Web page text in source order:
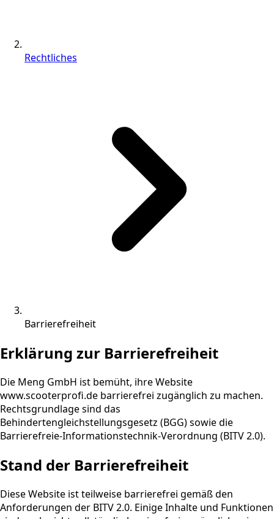
Rechtliches
Barrierefreiheit
Erklärung zur Barrierefreiheit
Die Meng GmbH ist bemüht, ihre Website
www.scooterprofi.de barrierefrei zugänglich zu machen.
Rechtsgrundlage sind das
Behindertengleichstellungsgesetz (BGG) sowie die
Barrierefreie-Informationstechnik-Verordnung (BITV 2.0).
Stand der Barrierefreiheit
Diese Website ist teilweise barrierefrei gemäß den
Anforderungen der BITV 2.0. Einige Inhalte und Funktionen